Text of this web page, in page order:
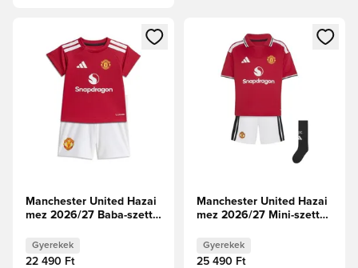
Megnyit egy modált a bejelentkezéshez vagy a tagként
Manchester United Hazai
mez 2026/27 Baba-szett
Gyerekek
22 490 Ft
Megnyit egy modált a
Manchester United Hazai
mez 2026/27 Mini-szett
Gyerekek
25 490 Ft